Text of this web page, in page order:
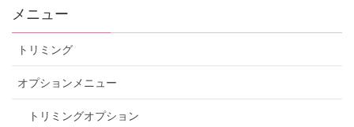
メニュー
トリミング
オプションメニュー
トリミングオプション